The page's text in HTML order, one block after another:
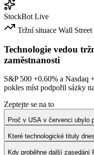
StockBot Live
Tržní situace Wall Street
Technologie vedou
zaměstnanosti
S&P 500 +0.60% a Nasdaq
pokles míst podpořil sázky
Zeptejte se na to
Proč v USA v červenci ubylo
Které technologické tituly
Kdy proběhne další zasedání